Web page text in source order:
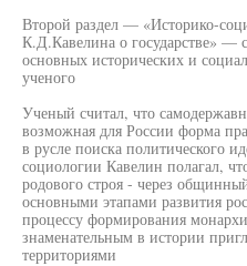
Второй раздел — «Историко-
К.Д.Кавелина о государстве» —
основных исторических и
ученого
Ученый считал, что
возможная для России форма
в русле поиска политического
социологии Кавелин полагал,
родового строя - через
основными этапами развития
процессу формирования
знаменательным в истории
территориями